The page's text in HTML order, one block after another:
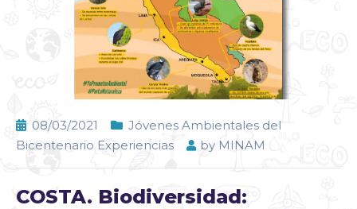
08/03/2021
Jóvenes Ambientales del
Bicentenario Experiencias
by MINAM
COSTA. Biodiversidad: